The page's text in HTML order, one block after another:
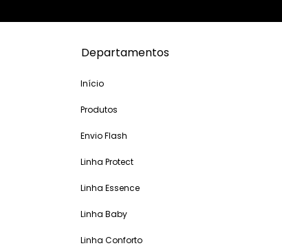
Departamentos
Início
Produtos
Envio Flash
Linha Protect
Linha Essence
Linha Baby
Linha Conforto